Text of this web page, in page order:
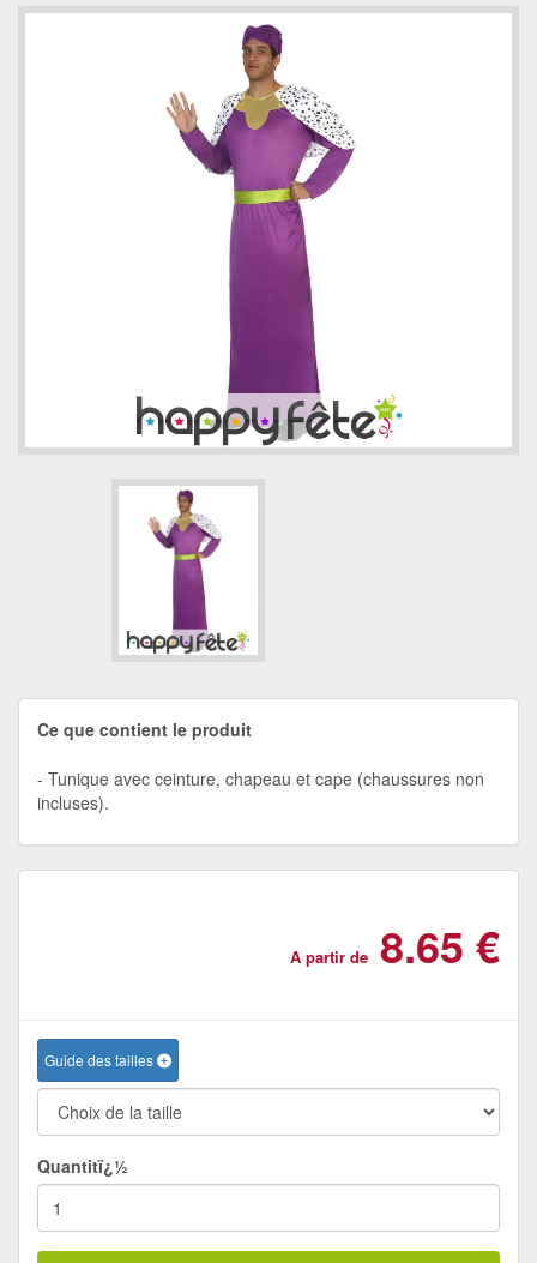
Ce que contient le produit
Tunique avec ceinture, chapeau et cape (chaussures non
incluses).
A partir de 8.65 €
Guide des tailles
Quantitï¿½